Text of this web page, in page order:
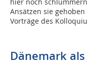
hier noch
Ansätzen sie
Vorträge des
Dänemark